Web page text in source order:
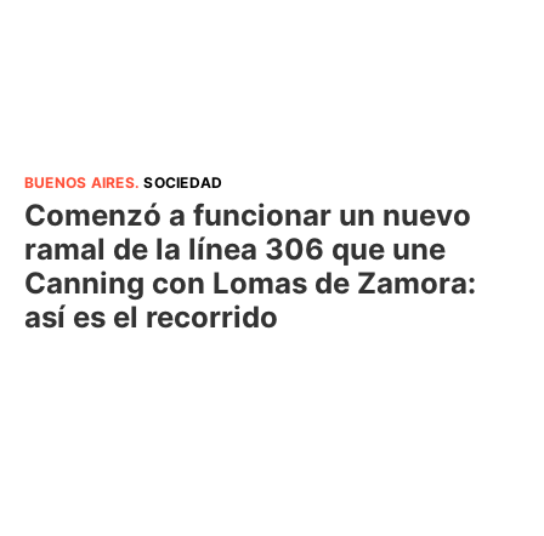
BUENOS AIRES.SOCIEDAD
Comenzó a funcionar un nuevo
ramal de la línea 306 que une
Canning con Lomas de Zamora:
así es el recorrido